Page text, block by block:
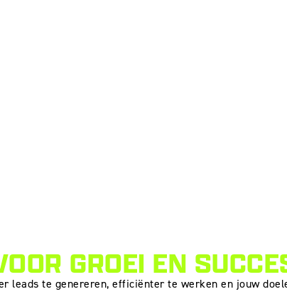
GROEI EN
leads te genereren, efficiënter te werken en jouw